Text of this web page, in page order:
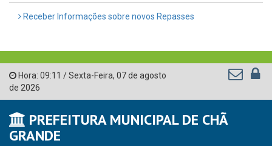
Receber Informações sobre novos Repasses
Hora: 09:11 /Sexta-Feira, 07 de agosto
de 2026
PREFEITURA MUNICIPAL DE CHÃ
GRANDE